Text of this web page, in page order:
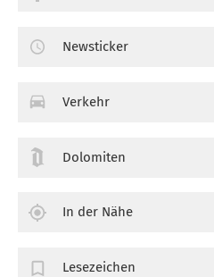
Newsticker
Verkehr
Dolomiten
In der Nähe
Lesezeichen